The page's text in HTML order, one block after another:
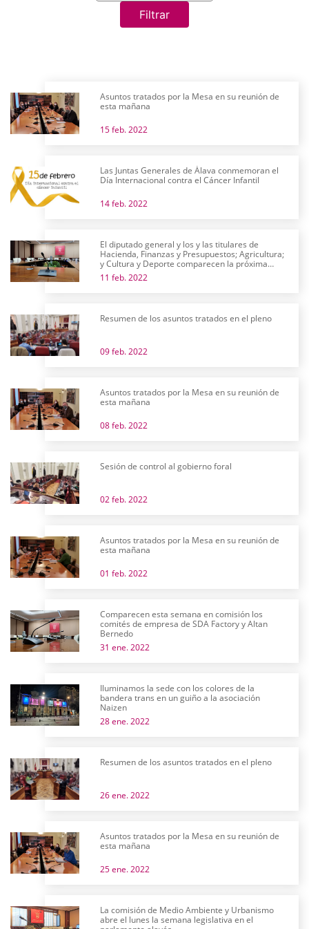
Filtrar
Asuntos tratados por la Mesa en su reunión de
esta mañana
15 feb. 2022
Las Juntas Generales de Álava conmemoran el
Día Internacional contra el Cáncer Infantil
14 feb. 2022
El diputado general y los y las titulares de
Hacienda, Finanzas y Presupuestos; Agricultura;
y Cultura y Deporte comparecen la próxima
semana en comisión
11 feb. 2022
Resumen de los asuntos tratados en el pleno
09 feb. 2022
Asuntos tratados por la Mesa en su reunión de
esta mañana
08 feb. 2022
Sesión de control al gobierno foral
02 feb. 2022
Asuntos tratados por la Mesa en su reunión de
esta mañana
01 feb. 2022
Comparecen esta semana en comisión los
comités de empresa de SDA Factory y Altan
Bernedo
31 ene. 2022
Iluminamos la sede con los colores de la
bandera trans en un guiño a la asociación
Naizen
28 ene. 2022
Resumen de los asuntos tratados en el pleno
26 ene. 2022
Asuntos tratados por la Mesa en su reunión de
esta mañana
25 ene. 2022
La comisión de Medio Ambiente y Urbanismo
abre el lunes la semana legislativa en el